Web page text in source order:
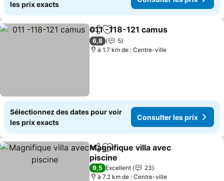
les prix exacts
PartagerAjouter à mes favoris
011 -118-121 camus
6,8
5
à 1.7 km de : Centre-ville
Sélectionnez des dates pour voir
les prix exacts
Consulter les prix
PartagerAjouter à mes favoris
Magnifique villa avec
piscine
Consulter les prix
9,5 Excellent
23
à 7.2 km de : Centre-ville